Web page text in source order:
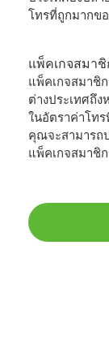
โทรที่ถูกมากขอ
แพ็คเกจสมาชิ
แพ็คเกจสมาชิ
ต่างประเทศถึ
ในอัตราค่าโท
คุณจะสามารถ
แพ็คเกจสมาชิ